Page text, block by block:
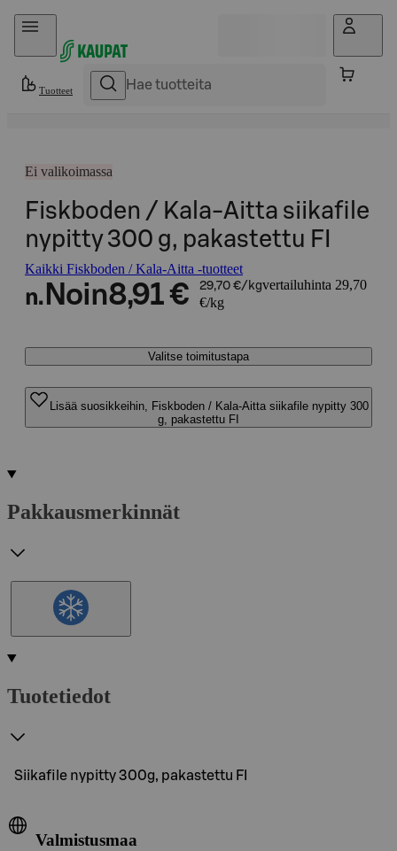
Hyppää sisältöön
Tuotteet
Ei valikoimassa
Fiskboden / Kala-Aitta siikafile
nypitty 300 g, pakastettu FI
Kaikki Fiskboden / Kala-Aitta -tuotteet
n. Noin8,91 € 29,70 €/kgvertailuhinta 29,70
€/kg
Valitse toimitustapa
Lisää suosikkeihin, Fiskboden / Kala-Aitta siikafile nypitty 300
g, pakastettu FI
Pakkausmerkinnät
Tuotetiedot
Siikafile nypitty 300g, pakastettu FI
Valmistusmaa